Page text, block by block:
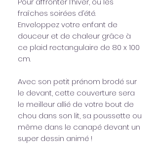
fraîches soirées d’été.
Enveloppez votre enfant de
douceur et de chaleur grâce à
ce plaid rectangulaire de 80 x 100
cm.
Avec son petit prénom brodé sur
le devant, cette couverture sera
le meilleur allié de votre bout de
chou dans son lit, sa poussette ou
même dans le canapé devant un
super dessin animé !